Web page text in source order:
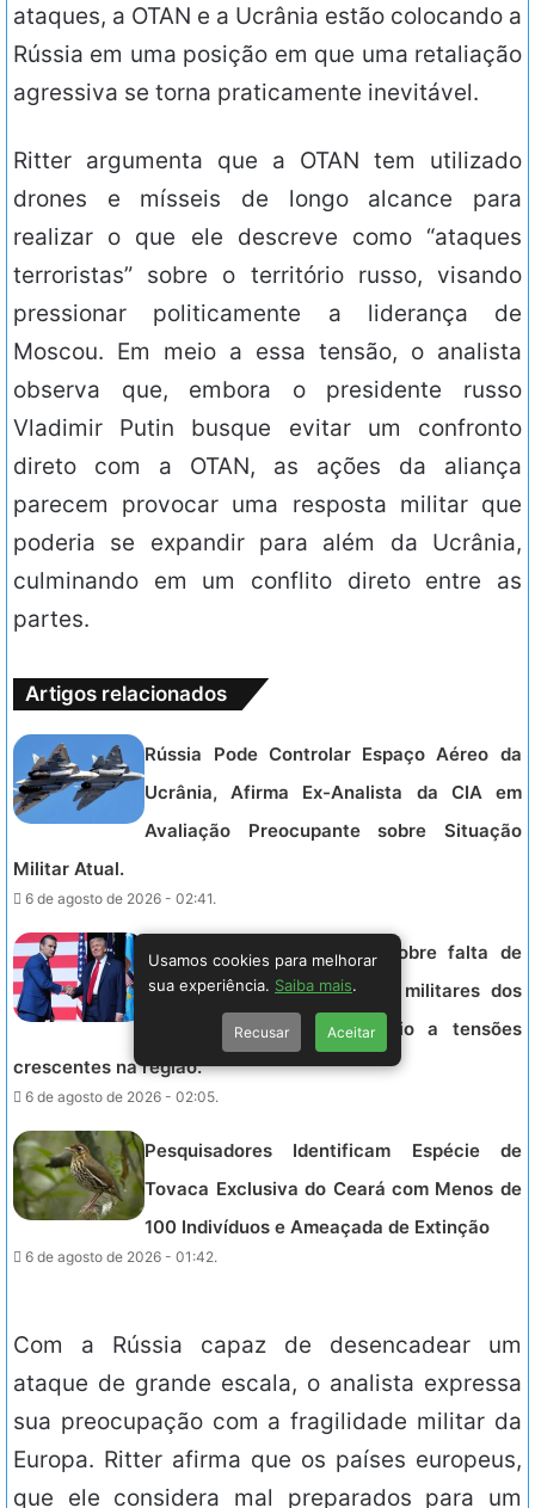
ataques, a OTAN e a Ucrânia estão colocando a
Rússia em uma posição em que uma retaliação
agressiva se torna praticamente inevitável.
Ritter argumenta que a OTAN tem utilizado
drones e mísseis de longo alcance para
realizar o que ele descreve como “ataques
terroristas” sobre o território russo, visando
pressionar politicamente a liderança de
Moscou. Em meio a essa tensão, o analista
observa que, embora o presidente russo
Vladimir Putin busque evitar um confronto
direto com a OTAN, as ações da aliança
parecem provocar uma resposta militar que
poderia se expandir para além da Ucrânia,
culminando em um conflito direto entre as
partes.
Artigos relacionados
Rússia Pode Controlar Espaço Aéreo da
Ucrânia, Afirma Ex-Analista da CIA em
Avaliação Preocupante sobre Situação
Militar Atual.
6 de agosto de 2026 - 02:41.
Trump cobra explicações sobre falta de
munições que limita ações militares dos
EUA contra o Irã, em meio a tensões
crescentes na região.
6 de agosto de 2026 - 02:05.
Pesquisadores Identificam Espécie de
Tovaca Exclusiva do Ceará com Menos de
100 Indivíduos e Ameaçada de Extinção
6 de agosto de 2026 - 01:42.
Com a Rússia capaz de desencadear um
ataque de grande escala, o analista expressa
sua preocupação com a fragilidade militar da
Europa. Ritter afirma que os países europeus,
que ele considera mal preparados para um
Usamos cookies para melhorar
sua experiência. Saiba mais.
Recusar Aceitar